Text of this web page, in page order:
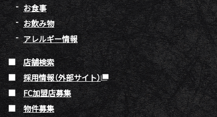
お食事
お飲み物
アレルギー情報
店舗検索
採用情報（外部サイト）
FC加盟店募集
物件募集